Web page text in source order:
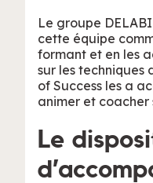
Le groupe
cette équipe
formant et en les
sur les techniques
of Success les a
animer et coacher
Le